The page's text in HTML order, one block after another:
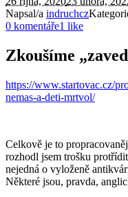
Napsal/a indruchcz
0 komentáře1 like
Zkoušíme
https://www.startovac.cz/
nemas-a-deti-mrtvol/
Celkově je to
rozhodl jsem trošku
nejedná o vyloženě
Některé jsou, pravda,